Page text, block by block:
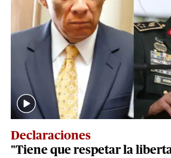
Declaraciones
"Tiene que respetar la